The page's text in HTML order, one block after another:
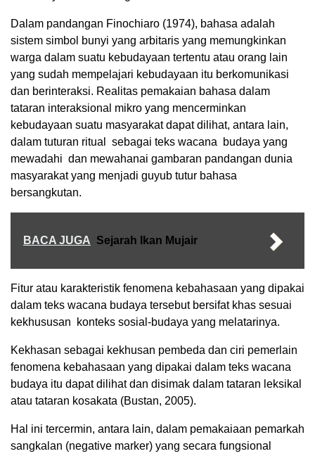
Dalam pandangan Finochiaro (1974), bahasa adalah
sistem simbol bunyi yang arbitaris yang memungkinkan
warga dalam suatu kebudayaan tertentu atau orang lain
yang sudah mempelajari kebudayaan itu berkomunikasi
dan berinteraksi. Realitas pemakaian bahasa dalam
tataran interaksional mikro yang mencerminkan
kebudayaan suatu masyarakat dapat dilihat, antara lain,
dalam tuturan ritual sebagai teks wacana budaya yang
mewadahi dan mewahanai gambaran pandangan dunia
masyarakat yang menjadi guyub tutur bahasa
bersangkutan.
BACA JUGA Sejarah Ikan Mujair
Fitur atau karakteristik fenomena kebahasaan yang dipakai
dalam teks wacana budaya tersebut bersifat khas sesuai
kekhususan konteks sosial-budaya yang melatarinya.
Kekhasan sebagai kekhusan pembeda dan ciri pemerlain
fenomena kebahasaan yang dipakai dalam teks wacana
budaya itu dapat dilihat dan disimak dalam tataran leksikal
atau tataran kosakata (Bustan, 2005).
Hal ini tercermin, antara lain, dalam pemakaiaan pemarkah
sangkalan (negative marker) yang secara fungsional